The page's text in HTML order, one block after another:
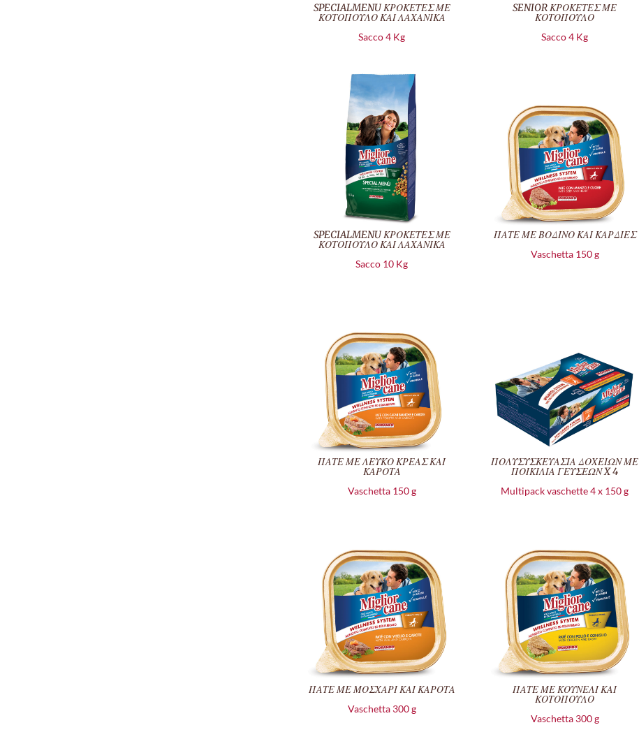
SPECIALMENU ΚΡΟΚΕΤΕΣ ΜΕ
ΚΟΤΟΠΟΥΛΟ ΚΑΙ ΛΑΧΑΝΙΚΑ
Sacco 4 Kg
SENIOR ΚΡΟΚΕΤΕΣ ΜΕ
ΚΟΤΟΠΟΥΛΟ
Sacco 4 Kg
SPECIALMENU ΚΡΟΚΕΤΕΣ ΜΕ
ΚΟΤΟΠΟΥΛΟ ΚΑΙ ΛΑΧΑΝΙΚΑ
Sacco 10 Kg
ΠΑΤΕ ΜΕ ΒΟΔΙΝΟ ΚΑΙ ΚΑΡΔΙΕΣ
Vaschetta 150 g
ΠΑΤΕ ΜΕ ΛΕΥΚΟ ΚΡΕΑΣ ΚΑΙ
ΚΑΡΟΤΑ
Vaschetta 150 g
ΠΟΛΥΣΥΣΚΕΥΑΣΙΑ ΔΟΧΕΙΩΝ ΜΕ
ΠΟΙΚΙΛΙΑ ΓΕΥΣΕΩΝ X 4
Multipack vaschette 4 x 150 g
ΠΑΤΕ ΜΕ ΜΟΣΧΑΡΙ ΚΑΙ ΚΑΡΟΤΑ
Vaschetta 300 g
ΠΑΤΕ ΜΕ ΚΟΥΝΕΛΙ ΚΑΙ
ΚΟΤΟΠΟΥΛΟ
Vaschetta 300 g